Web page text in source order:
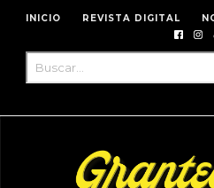
INICIO REVISTA DIGITAL